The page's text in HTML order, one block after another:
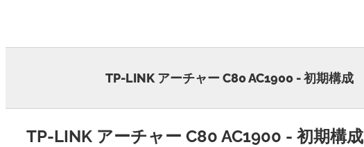
TP-LINK アーチャー C80 AC1900 - 初期構成
TP-LINK アーチャー C80 AC1900 - 初期構成